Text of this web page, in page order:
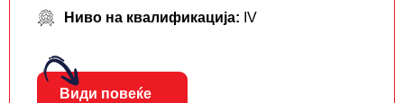
Ниво на квалификација: IV
Види повеќе